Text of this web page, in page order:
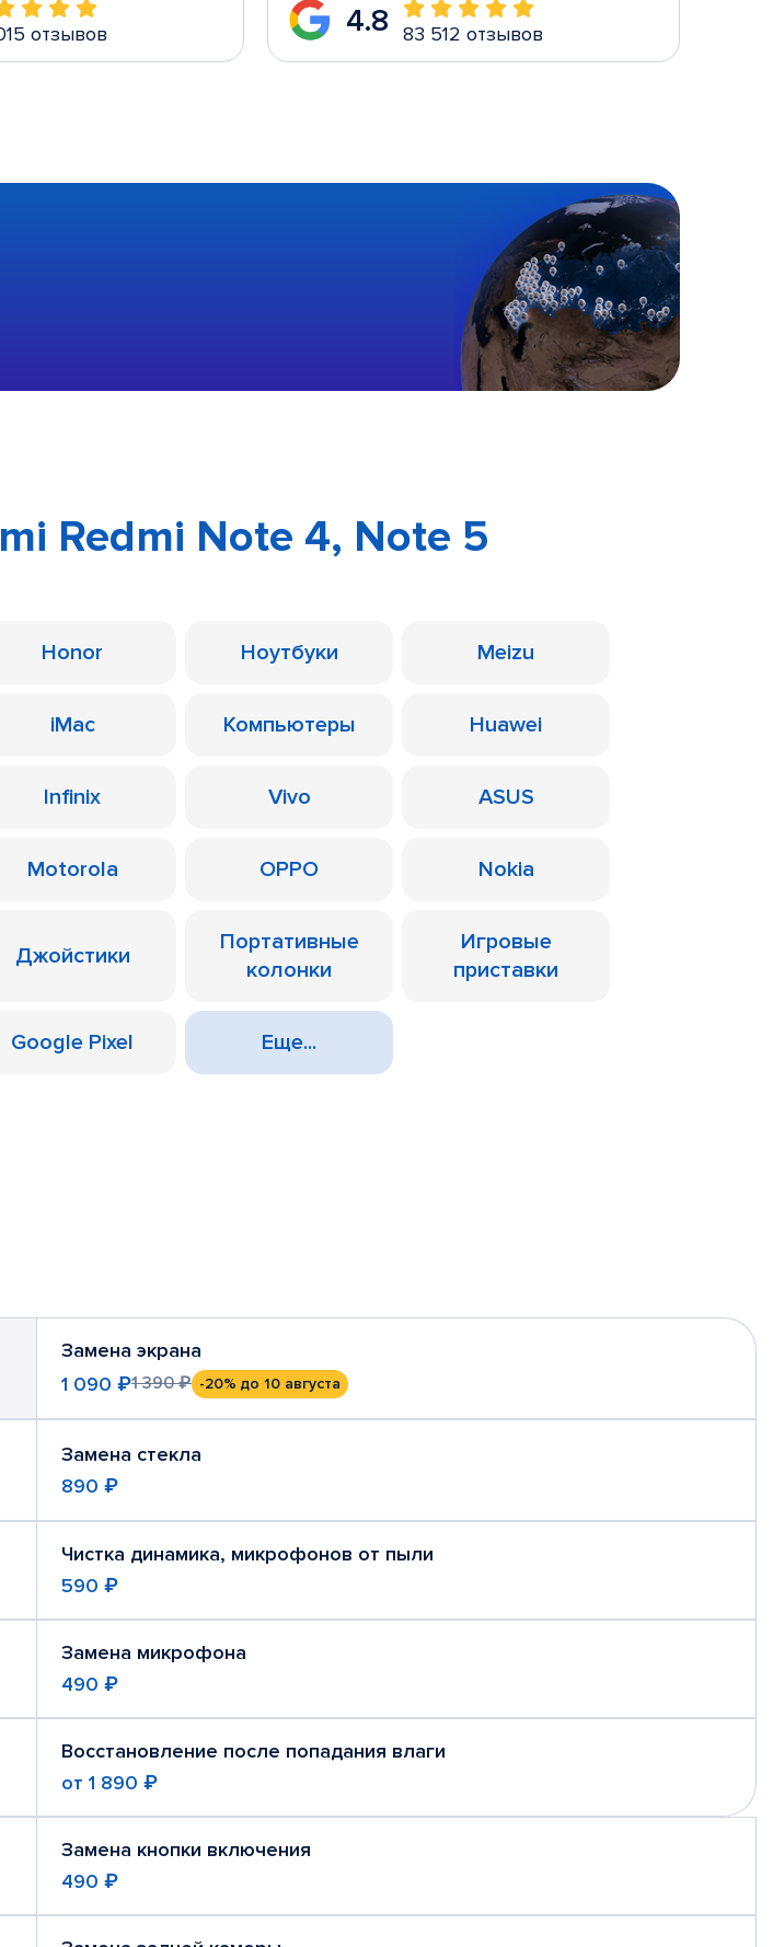
отзывов 4.8 83 512 отзывов
Redmi Note 4, Note 5
Honor Ноутбуки Meizu
iMac Компьютеры Huawei
Infinix Vivo ASUS
Motorola OPPO Nokia
Джойстики
Портативные
колонки
Игровые
приставки
Google Pixel Еще...
Замена экрана
1 090 ₽1 390 ₽ -20% до 10 августа
Замена стекла
890 ₽
Чистка динамика, микрофонов от пыли
590 ₽
Замена микрофона
490 ₽
Восстановление после попадания влаги
от 1 890 ₽
Замена кнопки включения
490 ₽